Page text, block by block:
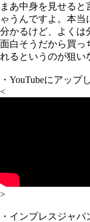
まあ中身を見せると
ゃうんですよ。本
分かるけど、よくは
面白そうだから買っ
れるというのが狙い
・YouTubeにアップ
<
>
・インプレスジャ